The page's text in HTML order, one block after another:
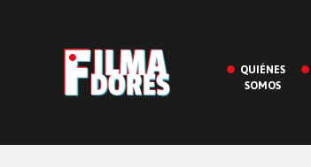
QUIÉNES
SOMOS